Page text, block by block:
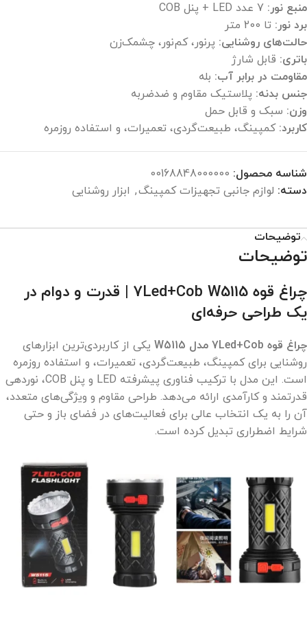
منبع نور:
برد نور: تا 200 متر
حالت‌های روشنایی: پرنور، کم‌نور، چشمک‌زن
باتری: قابل شارژ
مقاومت در برابر آب: بله
جنس بدنه: پلاستیک مقاوم و ضدضربه
وزن: سبک و قابل حمل
کاربرد: کمپینگ، طبیعت‌گردی، تعمیرات، و استفاده روزمره
شناسه محصول: 00168848000000
دسته: لوازم جانبی تجهیزات کمپینگ, ابزار روشنایی
توضیحات
توضیحات
چراغ قوه 7Led+Cob W5115 | قدرت و دوام در
یک طراحی حرفه‌ای
چراغ قوه 7Led+Cob مدل W5115
یکی از کاربردی‌ترین ابزارهای
روشنایی برای کمپینگ، طبیعت‌گردی، تعمیرات، و استفاده روزمره
است. این مدل با ترکیب فناوری پیشرفته LED و پنل COB، نوردهی
قدرتمند و کارآمدی ارائه می‌دهد. طراحی مقاوم و ویژگی‌های متعدد،
آن را به یک انتخاب عالی برای فعالیت‌های در فضای باز و حتی
شرایط اضطراری تبدیل کرده است.